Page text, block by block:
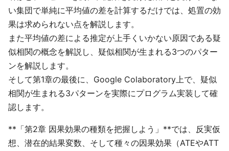
い集団で単純に平均値の差を計算するだけでは、処置の効
果は求められない点を解説します。
また平均値の差による推定が上手くいかない原因である疑
似相関の概念を解説し、疑似相関が生まれる3つのパター
ンを解説します。
そして第1章の最後に、Google Colaboratory上で、疑似
相関が生まれる3パターンを実際にプログラム実装して確
認します。
**「第2章 因果効果の種類を把握しよう」**では、反実仮
想、潜在的結果変数、そして種々の因果効果（ATEやATT